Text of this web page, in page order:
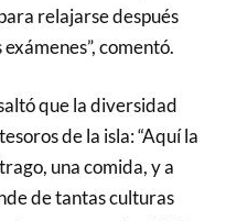
relajarse después
comentó.
que la diversidad
de la isla: “Aquí la
una comida, y a
de tantas culturas